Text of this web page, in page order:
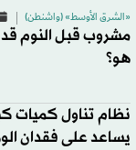
«الشرق الأوسط» (واشنطن)
مشروب قبل النوم
هو؟
نظام تناول كميات
يساعد على فقدان